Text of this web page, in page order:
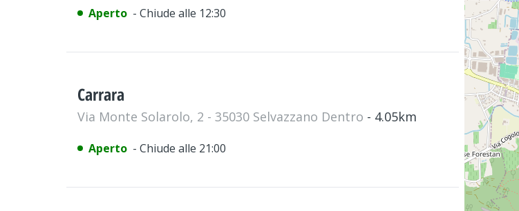
Aperto - Chiude alle 12:30
Carrara
Via Monte Solarolo, 2 - 35030 Selvazzano Dentro - 4.05km
Aperto - Chiude alle 21:00